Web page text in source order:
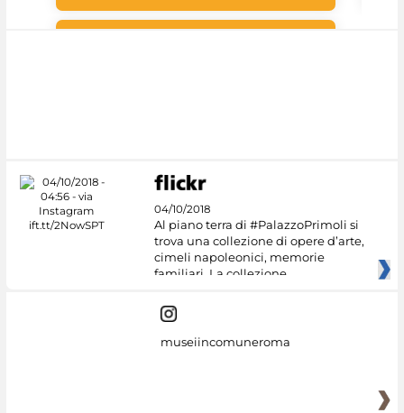
04/10/2018
Al piano terra di #PalazzoPrimoli si
trova una collezione di opere d’arte,
cimeli napoleonici, memorie
familiari. La collezione
museiincomuneroma